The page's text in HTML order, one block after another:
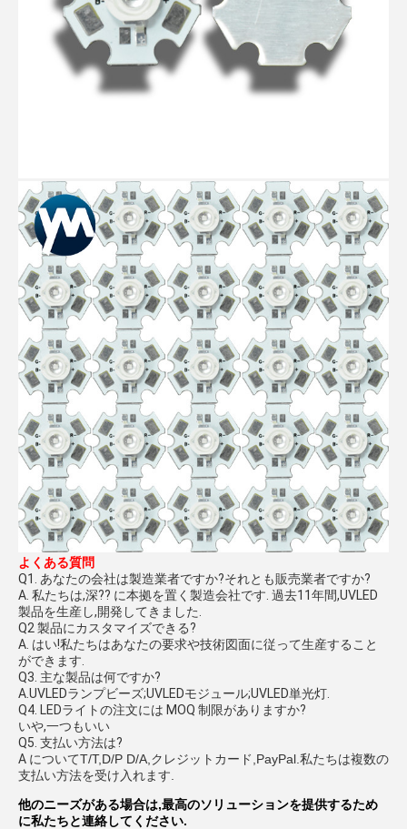
よくある質問
Q1. あなたの会社は製造業者ですか?それとも販売業者ですか?
A. 私たちは,深?? に本拠を置く製造会社です. 過去11年間,UVLED
製品を生産し,開発してきました.
Q2 製品にカスタマイズできる?
A. はい!私たちはあなたの要求や技術図面に従って生産すること
ができます.
Q3. 主な製品は何ですか?
A.UVLEDランプビーズ;UVLEDモジュール;UVLED単光灯.
Q4. LEDライトの注文には MOQ 制限がありますか?
いや,一つもいい
Q5. 支払い方法は?
A についてT/T,D/P D/A,クレジットカード,PayPal.私たちは複数の
支払い方法を受け入れます.
他のニーズがある場合は,最高のソリューションを提供するため
に私たちと連絡してください.